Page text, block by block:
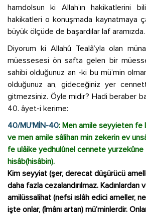
hamdolsun ki Allah’ın hakikatlerini
hakikatleri o konuşmada kaynatmaya
büyük ölçüde de başardılar laf aramızda.
Diyorum ki Allahû Tealâ’yla olan
müessesesi ön safta gelen bir
sahibi olduğunuz an -ki bu mü’min
olduğunuz an, gideceğiniz yer
gitmezsiniz. Öyle midir? Hadi beraber
40. âyet-i kerime:
40/MU'MİN-40: Men amile seyyieten fe
ve men amile sâlihan min zekerin ev
fe ulâike yedhulûnel cennete yurzekûne
hisâb(hisâbin).
Kim seyyiat (şer, derecat düşürücü
daha fazla cezalandırılmaz.
amilüssalihat (nefsi ıslâh edici ameller,
işte onlar, (îmânı artan) mü’minlerdir.